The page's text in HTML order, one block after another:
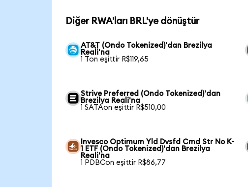
Diğer RWA'ları BRL'ye dönüştür
AT&T (Ondo Tokenized)'dan Brezilya
Reali'na
1 Ton eşittir R$119,65
Strive Preferred (Ondo Tokenized)'dan
Brezilya Reali'na
1 SATAon eşittir R$510,00
Invesco Optimum Yld Dvsfd Cmd Str No K-
1 ETF (Ondo Tokenized)'dan Brezilya
Reali'na
1 PDBCon eşittir R$86,77